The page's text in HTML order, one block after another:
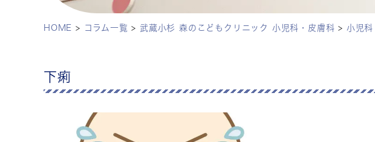
HOME > コラム一覧 > 武蔵小杉 森のこどもクリニック 小児科・皮膚科 > 小児科
下痢